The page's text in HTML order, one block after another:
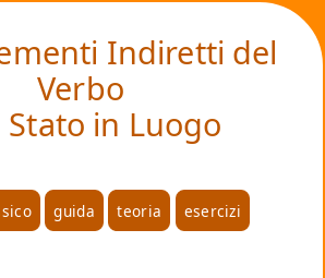
Indiretti del
Verbo
in Luogo
guida teoria esercizi